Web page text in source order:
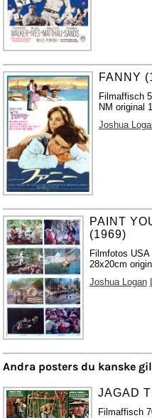
FANNY
Filmaffisch
NM original
Joshua
PAINT
(1969)
Filmfotos
28x20cm
Joshua Logan
Andra posters du kanske
JAGAD
Filmaffisch